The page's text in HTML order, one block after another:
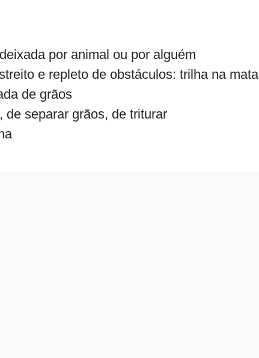
por animal ou por alguém
e repleto de obstáculos: trilha na mata
de grãos
de separar grãos, de triturar